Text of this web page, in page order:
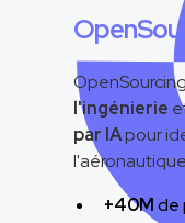
l'ingénierie
par IApour
+40Mde